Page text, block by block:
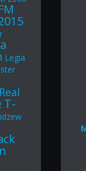
Legia
Real
T-